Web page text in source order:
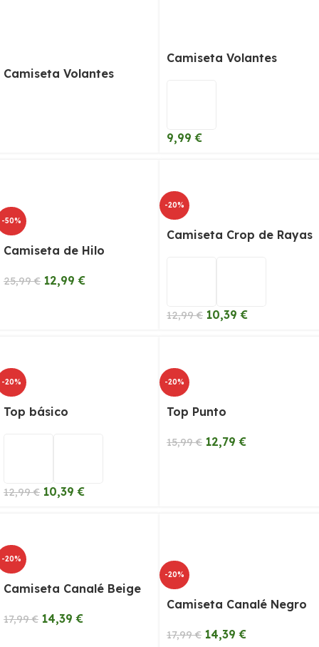
Camiseta Volantes
Camiseta Volantes
9,99€
-50%
Camiseta de Hilo
25,99€ 12,99€
-20%
Camiseta Crop de Rayas
12,99€ 10,39€
-20%
Top básico
12,99€ 10,39€
-20%
Top Punto
15,99€ 12,79€
-20%
Camiseta Canalé Beige
17,99€ 14,39€
-20%
Camiseta Canalé Negro
17,99€ 14,39€